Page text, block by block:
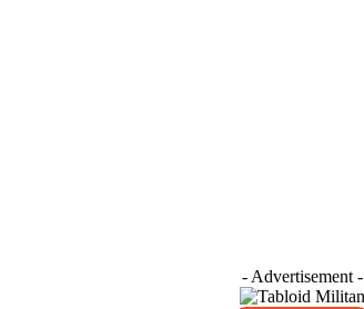
- Advertisement -